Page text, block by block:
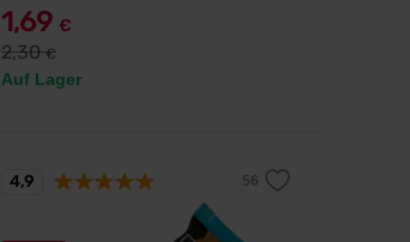
1,69 €
2,30€
Auf Lager
4,9